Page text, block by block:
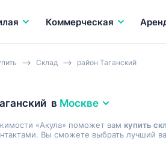
Коммерческая
Склад район Таганский
в Москве
«Акула» поможет вам купить
Вы сможете выбрать лучший